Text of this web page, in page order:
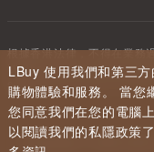
LBuy 使用我們和第三
購物體驗和服務。 當您
您同意我們在您的電腦
以閱讀我們的私隱政策
根據香港法律，不得在業務
Under the law of Hong
supplied to a minor in the
Copyright ©2026